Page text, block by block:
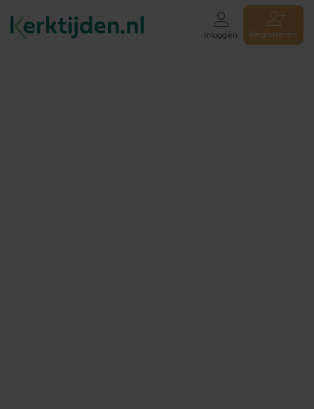
Inloggen Registreren